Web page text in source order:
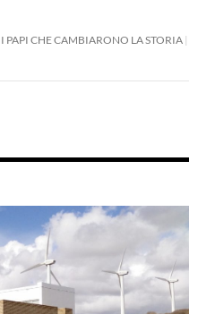
CHE CAMBIARONO LA STORIA